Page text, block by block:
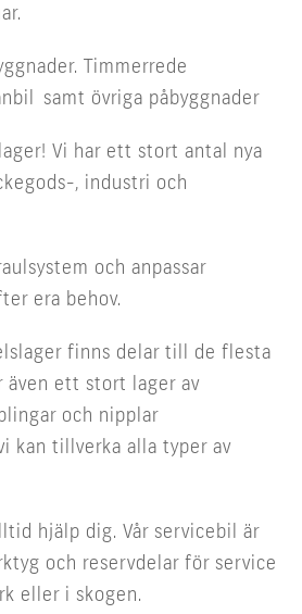
Timmerrede
samt övriga påbyggnader
Vi har ett stort antal nya
, industri och
och anpassar
era behov.
finns delar till de flesta
även ett stort lager av
och nipplar
kan tillverka alla typer av
hjälp dig. Vår servicebil är
och reservdelar för service
eller i skogen.